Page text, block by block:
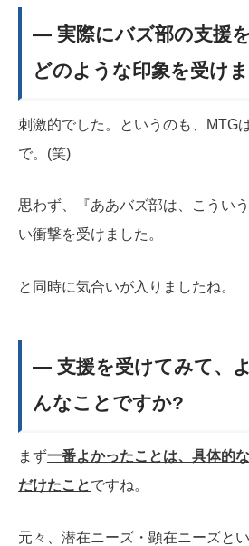
― 実際にバズ部の支援を
どのような印象を受け
刺激的でした。というのも、MTG
で。(笑)
思わず、『ああバズ部は、こうい
い衝撃を受けました。
と同時に気合いが入りましたね。
― 支援を受けてみて、
んなことですか?
まず一番よかったことは、具体的
だけたことですね。
元々、潜在ニーズ・顕在ニーズと